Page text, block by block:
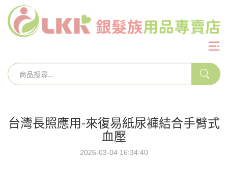
台灣長照應用-來復易紙尿褲結合手臂式
血壓
2026-03-04 16:34:40